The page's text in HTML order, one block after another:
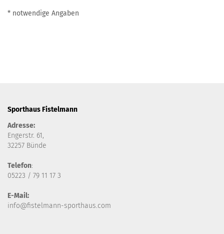
* notwendige Angaben
Sporthaus Fistelmann
Adresse:
Engerstr. 61,
32257 Bünde
Telefon:
05223 / 79 11 17 3
E-Mail:
info@fistelmann-sporthaus.com